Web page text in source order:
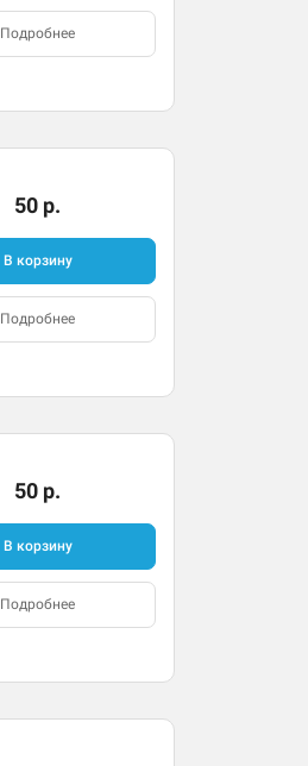
Подробнее
50 р.
В корзину
Подробнее
50 р.
В корзину
Подробнее